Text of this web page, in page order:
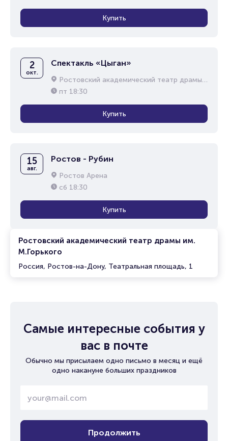
Ростовский академический театр драмы им.
М.Горького
Россия, Ростов-на-Дону, Театральная площадь, 1
Купить
2
окт.
Спектакль «Цыган»
Ростовский академический театр драмы им. М.Горького
пт 18:30
Купить
15
авг.
Ростов - Рубин
Ростов Арена
сб 18:30
Купить
Самые интересные события у
вас в почте
Обычно мы присылаем одно письмо в месяц и ещё
одно накануне больших праздников
Продолжить